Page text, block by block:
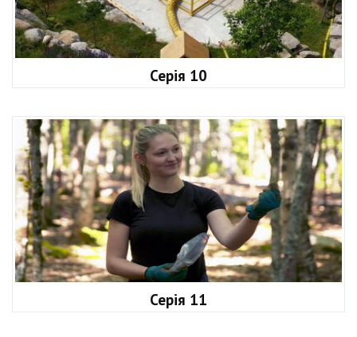
Серія 10
Серія 11